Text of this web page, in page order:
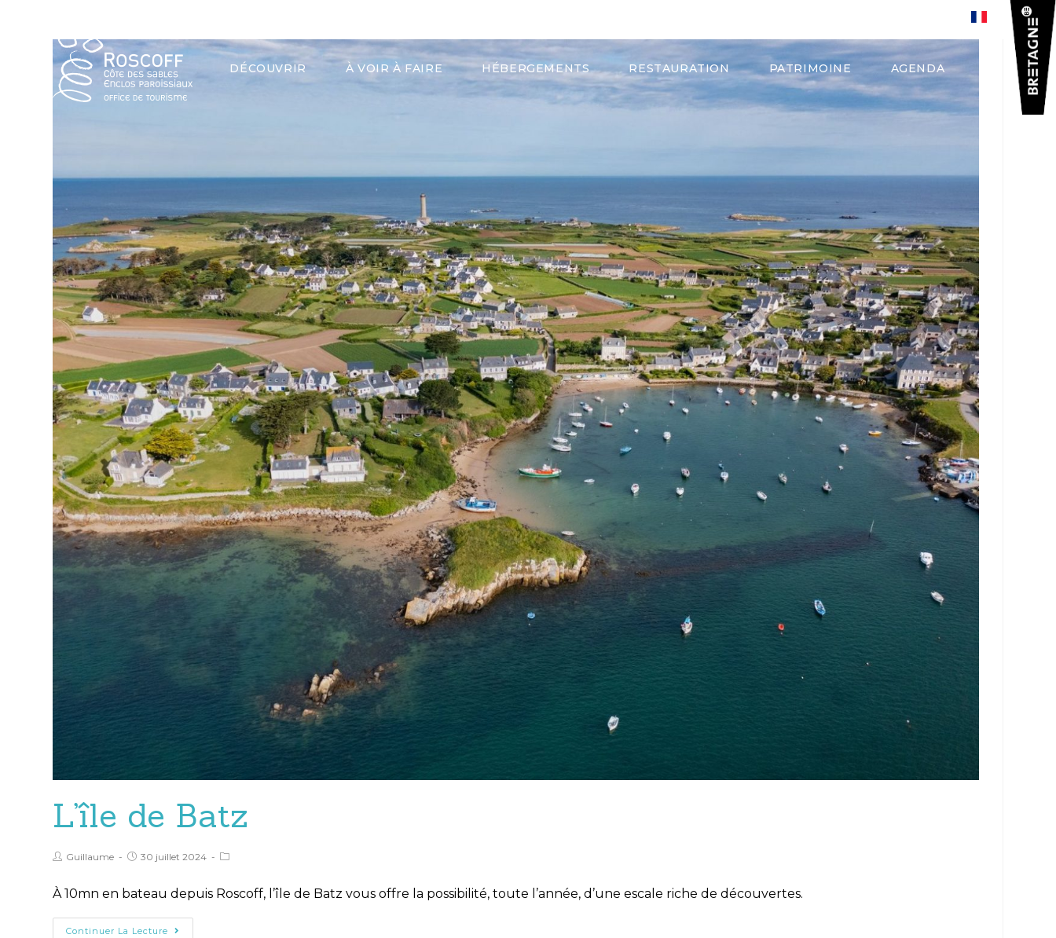
DÉCOUVRIR À VOIR À FAIRE HÉBERGEMENTS RESTAURATION PATRIMOINE AGENDA
L’île de Batz
Guillaume 30 juillet 2024
À 10mn en bateau depuis Roscoff, l’île de Batz vous offre la possibilité, toute l’année, d’une escale riche de découvertes.
Continuer La Lecture